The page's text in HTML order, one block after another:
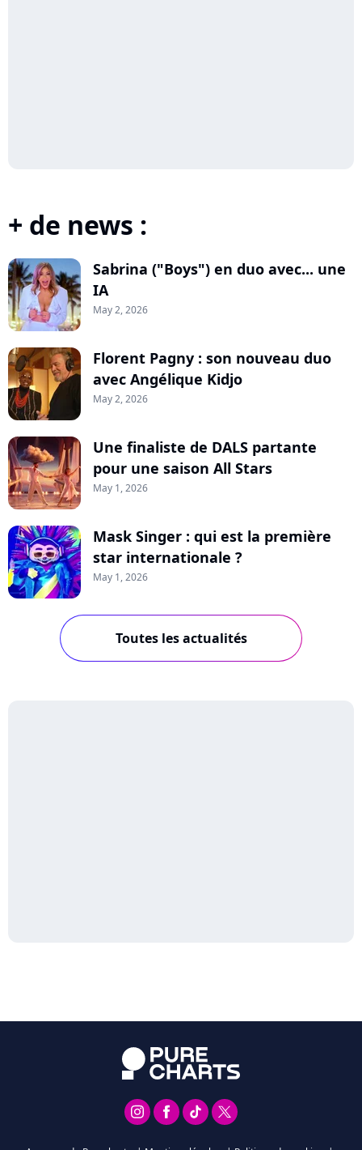
+ de news :
Sabrina ("Boys") en duo avec... une
IA
May 2, 2026
Florent Pagny : son nouveau duo
avec Angélique Kidjo
May 2, 2026
Une finaliste de DALS partante
pour une saison All Stars
May 1, 2026
Mask Singer : qui est la première
star internationale ?
May 1, 2026
Toutes les actualités